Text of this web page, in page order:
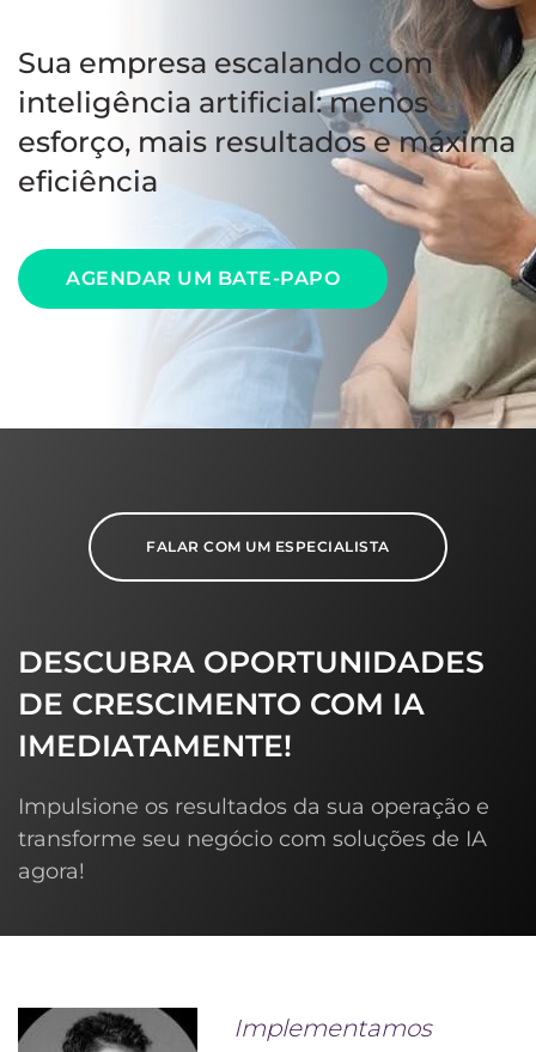
Sua empresa escalando com
inteligência artificial: menos
esforço, mais resultados e máxima
eficiência
AGENDAR UM BATE-PAPO
FALAR COM UM ESPECIALISTA
DESCUBRA OPORTUNIDADES
DE CRESCIMENTO COM IA
IMEDIATAMENTE!
Impulsione os resultados da sua operação e
transforme seu negócio com soluções de IA
agora!
Implementamos